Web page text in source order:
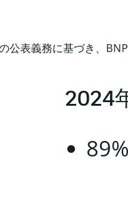
公表義務に基づき、
2024
89%